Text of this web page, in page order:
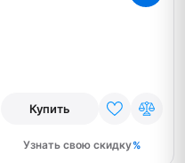
Купить
Узнать свою скидку